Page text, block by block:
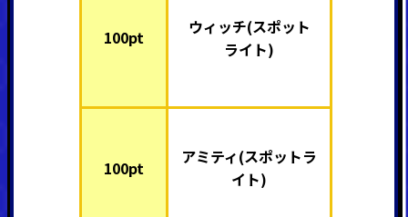
100pt
ウィッチ(スポット
ライト)
100pt
アミティ(スポットラ
イト)